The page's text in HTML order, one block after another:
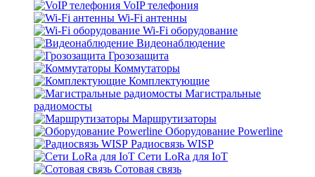
VoIP телефония
Wi-Fi антенны
Wi-Fi оборудование
Видеонаблюдение
Грозозащита
Коммутаторы
Комплектующие
Магистральные
радиомосты
Маршрутизаторы
Оборудование Powerline
Радиосвязь WISP
Сети LoRa для IoT
Сотовая связь